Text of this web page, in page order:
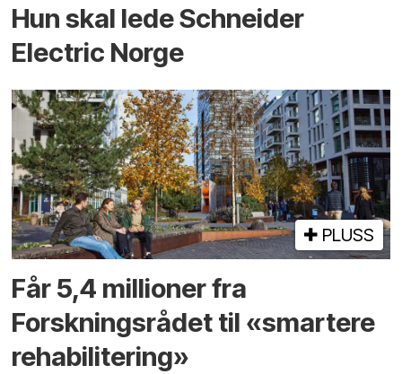
Hun skal lede Schneider
Electric Norge
PLUSS
Får 5,4 millioner fra
Forskningsrådet til «smartere
rehabilitering»